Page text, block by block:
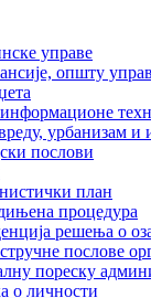
управе
општу
урбанизам и
послови
план
процедура
решења о
послове
пореску
о личности